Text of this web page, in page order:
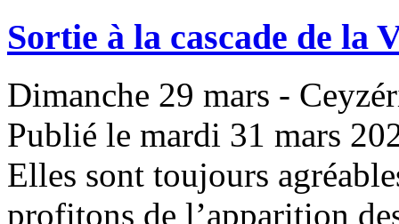
Sortie à la cascade de la
Dimanche 29 mars -
Publié le mardi 31 mars
Elles sont toujours
profitons de l’apparition